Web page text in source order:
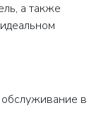
а также
в